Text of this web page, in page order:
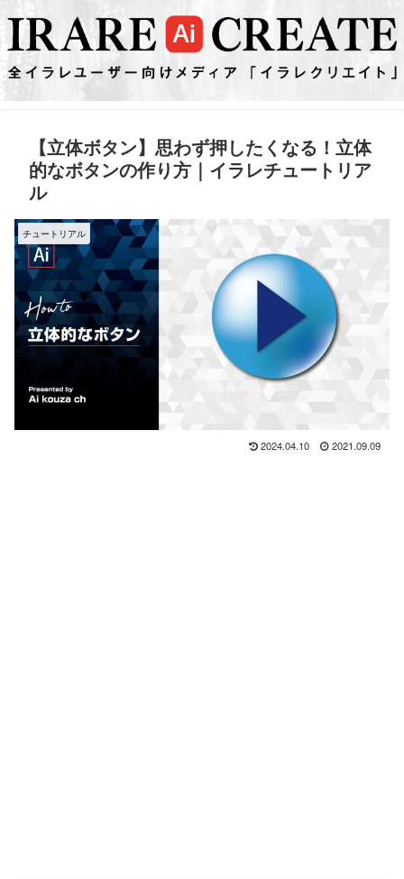
【立体ボタン】思わず押したくなる！立体
的なボタンの作り方｜イラレチュートリア
ル
チュートリアル
2024.04.10 2021.09.09